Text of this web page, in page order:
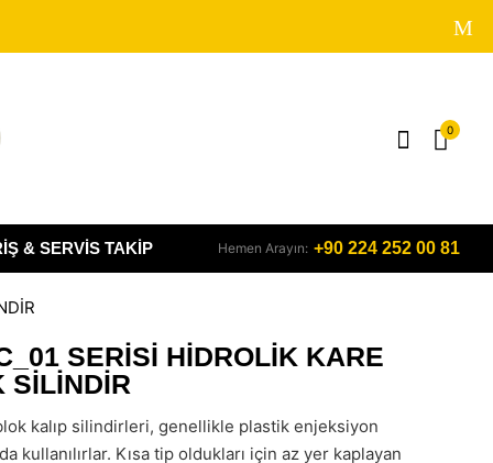
0
& SERVIS TAKIP Hemen Arayın: +90 224 252 00 81
SERİSİ HİDROLİK KARE
SİLİNDİR
kalıp silindirleri, genellikle plastik enjeksiyon
kullanılırlar. Kısa tip oldukları için az yer kaplayan